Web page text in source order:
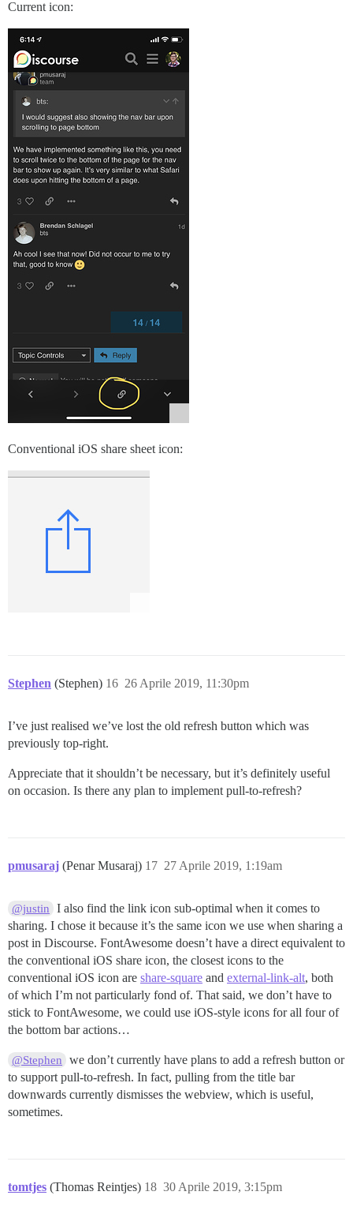
Current icon:
Conventional iOS share sheet icon:
Stephen (Stephen) 26 Aprile 2019, 11:30pm
16
I’ve just realised we’ve lost the old refresh button which was
previously top-right.
Appreciate that it shouldn’t be necessary, but it’s definitely useful
on occasion. Is there any plan to implement pull-to-refresh?
pmusaraj (Penar Musaraj) 27 Aprile 2019, 1:19am
17
@justin
I also find the link icon sub-optimal when it comes to
sharing. I chose it because it’s the same icon we use when sharing a
post in Discourse. FontAwesome doesn’t have a direct equivalent to
the conventional iOS share icon, the closest icons to the
conventional iOS icon are share-square and external-link-alt, both
of which I’m not particularly fond of. That said, we don’t have to
stick to FontAwesome, we could use iOS-style icons for all four of
the bottom bar actions…
@Stephen
we don’t currently have plans to add a refresh button or
to support pull-to-refresh. In fact, pulling from the title bar
downwards currently dismisses the webview, which is useful,
sometimes.
tomtjes (Thomas Reintjes) 30 Aprile 2019, 3:15pm
18